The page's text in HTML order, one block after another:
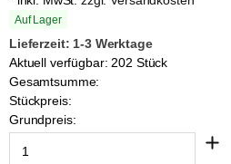
Auf Lager
Lieferzeit: 1-3 Werktage
Aktuell verfügbar: 202 Stück
Gesamtsumme:
Stückpreis:
Grundpreis: